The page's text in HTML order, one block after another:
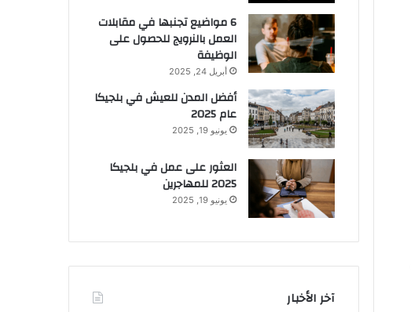
6 مواضيع تجنبها في مقابلات
العمل بالنرويج للحصول على
الوظيفة
أبريل 24, 2025
أفضل المدن للعيش في بلجيكا
عام 2025
يونيو 19, 2025
العثور على عمل في بلجيكا
2025 للمهاجرين
يونيو 19, 2025
آخر الأخبار